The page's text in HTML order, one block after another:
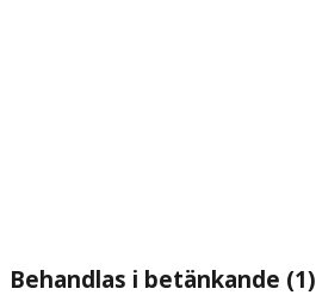
Behandlas i betänkande (1)